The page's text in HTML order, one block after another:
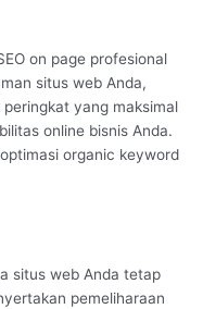
on page profesional
situs web Anda,
yang maksimal
online bisnis Anda.
organic keyword
situs web Anda tetap
pemeliharaan